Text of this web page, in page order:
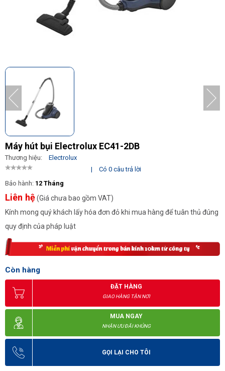
Máy hút bụi Electrolux EC41-2DB
Thương hiệu:
Electrolux
|
Có 0 câu trả lời
Bảo hành: 12 Tháng
Liên hệ(Giá chưa bao gồm VAT)
Kính mong quý khách lấy hóa đơn đỏ khi mua hàng để tuân thủ đúng
quy định của pháp luật
Còn hàng
ĐẶT HÀNG
GIAO HÀNG TẬN NƠI
MUA NGAY
NHẬN ƯU ĐÃI KHỦNG
GỌI LẠI CHO TÔI